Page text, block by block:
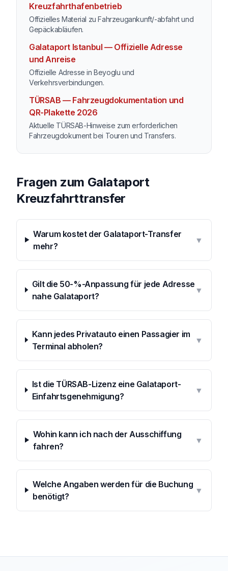
Kreuzfahrthafenbetrieb
Offizielles Material zu Fahrzeugankunft/-abfahrt und
Gepäckabläufen.
Galataport Istanbul — Offizielle Adresse
und Anreise
Offizielle Adresse in Beyoglu und
Verkehrsverbindungen.
TÜRSAB — Fahrzeugdokumentation und
QR-Plakette 2026
Aktuelle TÜRSAB-Hinweise zum erforderlichen
Fahrzeugdokument bei Touren und Transfers.
Fragen zum Galataport
Kreuzfahrttransfer
Warum kostet der Galataport-Transfer
mehr?
▼
Gilt die 50-%-Anpassung für jede Adresse
nahe Galataport?
▼
Kann jedes Privatauto einen Passagier im
Terminal abholen?
▼
Ist die TÜRSAB-Lizenz eine Galataport-
Einfahrtsgenehmigung?
▼
Wohin kann ich nach der Ausschiffung
fahren?
▼
Welche Angaben werden für die Buchung
benötigt?
▼